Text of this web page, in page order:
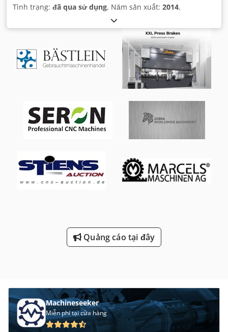
Tình trạng: đã qua sử dụng, Năm sản xuất: 2014,
Quảng cáo tại đây
Machineseeker
Miễn phí tại cửa hàng